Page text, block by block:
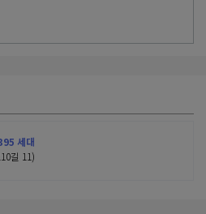
세대
길 11)